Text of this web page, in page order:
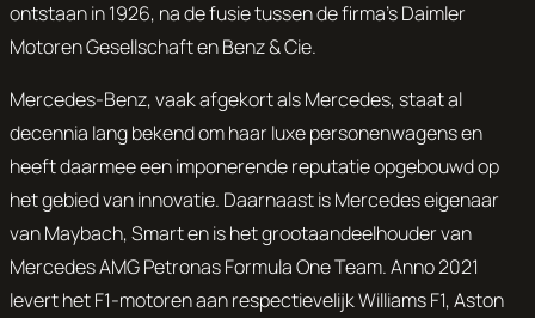
ontstaan in 1926, na de fusie tussen de firma’sDaimler
Motoren GesellschaftenBenz & Cie.
Mercedes-Benz, vaak afgekort als Mercedes, staat al
decennia lang bekend om haar luxe personenwagens en
heeft daarmee een imponerende reputatie opgebouwd op
het gebied van innovatie. Daarnaast is Mercedes eigenaar
van Maybach, Smart en is het grootaandeelhouder van
Mercedes AMG Petronas Formula One Team. Anno 2021
levert het F1-motoren aan respectievelijk Williams F1, Aston